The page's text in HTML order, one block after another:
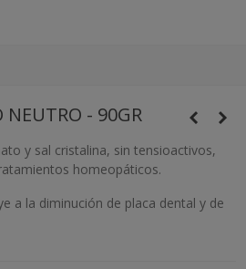
NEUTRO - 90GR
y sal cristalina, sin tensioactivos,
homeopáticos.
a la diminución de placa dental y de